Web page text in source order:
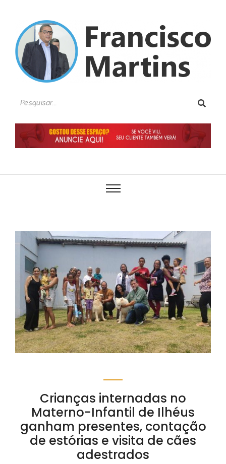
Crianças internadas no
Materno-Infantil de Ilhéus
ganham presentes, contação
de estórias e visita de cães
adestrados